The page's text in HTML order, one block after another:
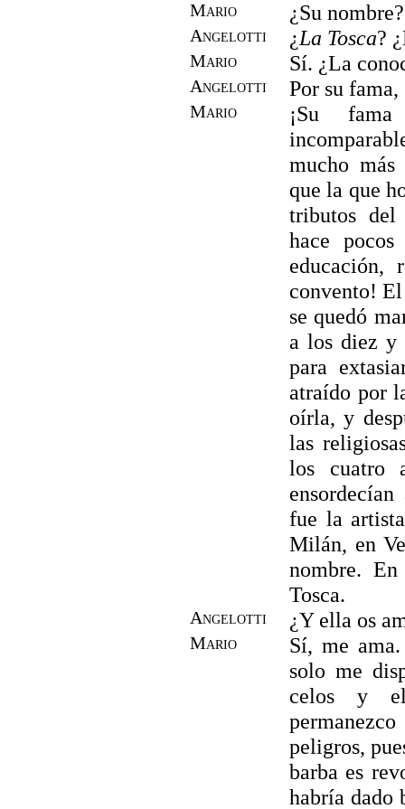
Mario ¿Su
Angelotti ¿La Tosca?
Mario Sí. ¿La
Angelotti Por su
Mario
¡Su
mucho
que la que
tributos del
hace
educación,
convento!
se quedó
a los diez y
para
atraído por
oírla, y
las
los cuatro
fue la
Milán, en
nombre.
Tosca.
Angelotti ¿Y ella os
Mario
Sí, me
solo me
celos y
peligros,
barba es
habría dado